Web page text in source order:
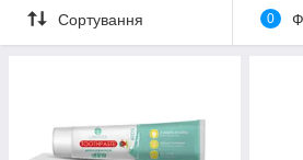
Сортування 0